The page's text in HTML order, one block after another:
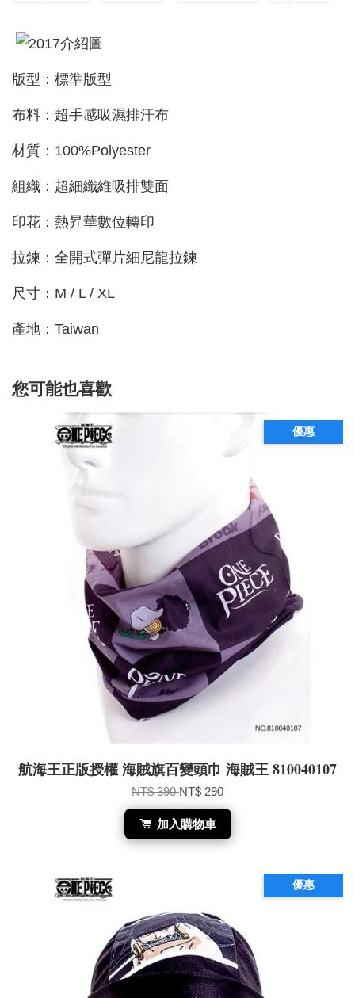
版型：標準版型
布料：超手感吸濕排汗布
材質：100%Polyester
組織：超細纖維吸排雙面
印花：熱昇華數位轉印
拉鍊：全開式彈片細尼龍拉鍊
尺寸：M / L / XL
產地：Taiwan
您可能也喜歡
優惠
航海王正版授權 海賊旗百變頭巾 海賊王 810040107
NT$ 390NT$ 290
加入購物車
優惠